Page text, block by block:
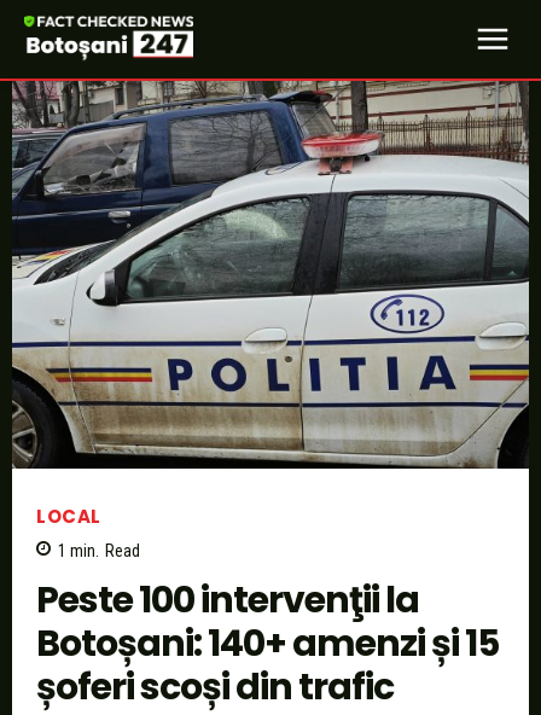
LOCAL
1 min. Read
Peste 100 intervenţii la
Botoșani: 140+ amenzi și 15
șoferi scoși din trafic